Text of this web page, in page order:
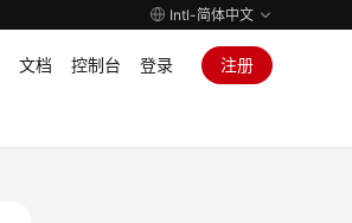
Intl-简体中文
文档 控制台 登录 注册